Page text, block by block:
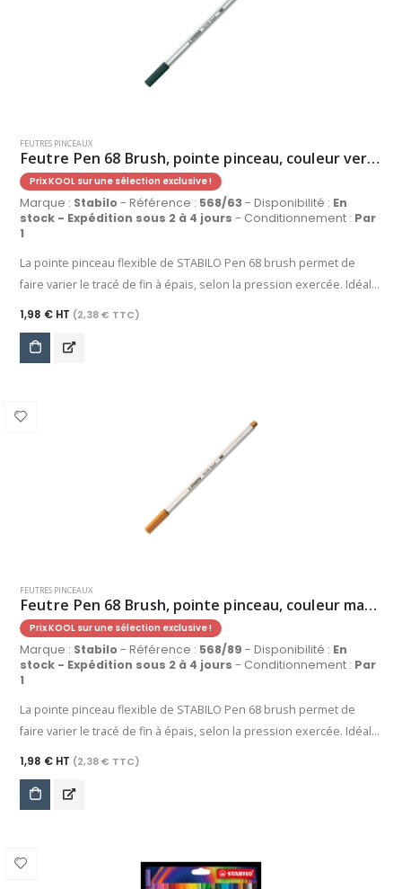
sans sécher. Débutant(e) ou artiste confirmé(e), laissez parler votre
FEUTRES PINCEAUX
Feutre Pen 68 Brush, pointe pinceau, couleur vert sapin
Prix KOOL sur une sélection exclusive !
Marque : Stabilo - Référence : 568/63 - Disponibilité : En
stock - Expédition sous 2 à 4 jours - Conditionnement : Par
1
La pointe pinceau flexible de STABILO Pen 68 brush permet de
faire varier le tracé de fin à épais, selon la pression exercée. Idéal
pour l'écriture créative, le dessin, le lettering, les aplats et bien
68 brush permet aussi de réaliser des effets d'aquarelle, des
point 88 et STABILO Pen 68. Grâce à sa technologie anti-
dessèchement, ce feutre peut rester ouvert jusqu'à 24 heures
sans sécher. Débutant(e) ou artiste confirmé(e), laissez parler votre
1,98 € HT (2,38 € TTC)
FEUTRES PINCEAUX
Feutre Pen 68 Brush, pointe pinceau, couleur marron clair
Prix KOOL sur une sélection exclusive !
Marque : Stabilo - Référence : 568/89 - Disponibilité : En
stock - Expédition sous 2 à 4 jours - Conditionnement : Par
1
La pointe pinceau flexible de STABILO Pen 68 brush permet de
faire varier le tracé de fin à épais, selon la pression exercée. Idéal
pour l'écriture créative, le dessin, le lettering, les aplats et bien
68 brush permet aussi de réaliser des effets d'aquarelle, des
point 88 et STABILO Pen 68. Grâce à sa technologie anti-
dessèchement, ce feutre peut rester ouvert jusqu'à 24 heures
1,98 € HT (2,38 € TTC)